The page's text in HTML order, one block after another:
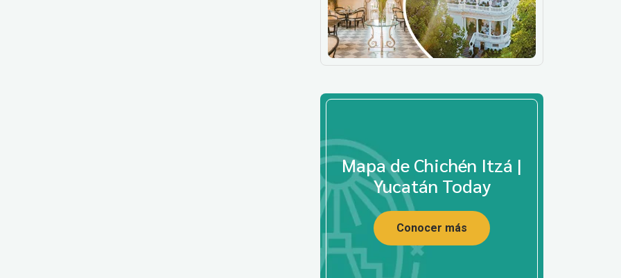
Mapa de Chichén Itzá |
Yucatán Today
Conocer más